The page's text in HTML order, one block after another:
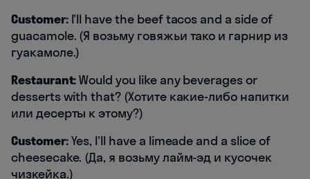
Customer:I'll have the beef tacos and a side of
guacamole. (Я возьму говяжьи тако и гарнир из
гуакамоле.)
Restaurant:Would you like any beverages or
desserts with that? (Хотите какие-либо напитки
или десерты к этому?)
Customer:Yes, I'll have a limeade and a slice of
cheesecake. (Да, я возьму лайм-эд и кусочек
чизкейка.)